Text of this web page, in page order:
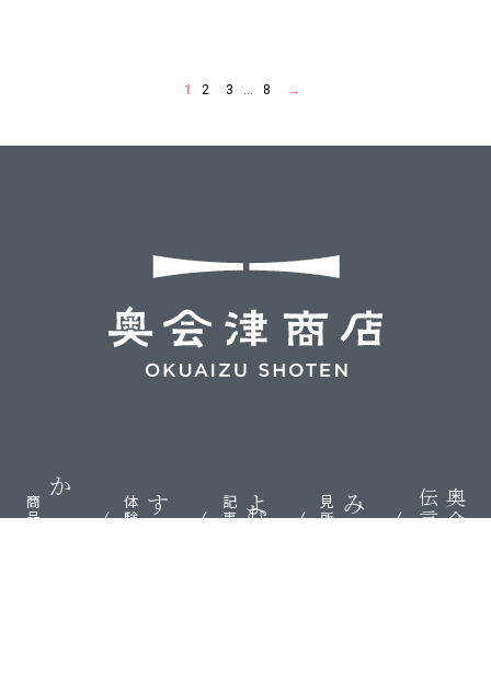
1 2 3 8 →
かう
商品 する
体験 よむ
記事 みる
見所 奥会津
伝言板